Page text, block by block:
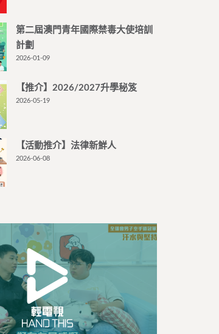
第二屆澳門青年國際禁毒大使培訓
計劃
2026-01-09
【推介】2026/2027升學秘笈
2026-05-19
【活動推介】法律新鮮人
2026-06-08